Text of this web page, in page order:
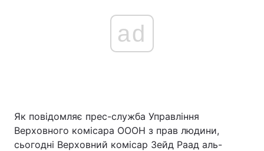
ad
Як повідомляє прес-служба Управління
Верховного комісара ОООН з прав людини,
сьогодні Верховний комісар Зейд Раад аль-